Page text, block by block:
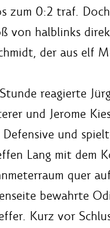
zum 0:2 traf.
von halblinks
der aus elf
reagierte
und Jerome
und
Lang mit dem
quer
bewahrte
Kurz vor